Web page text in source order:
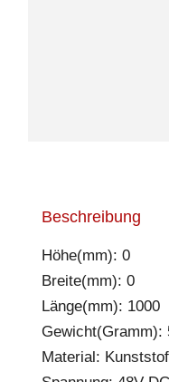
Beschreibung
Höhe(mm): 0
Breite(mm): 0
Länge(mm): 1000
Gewicht(Gramm):
Material: